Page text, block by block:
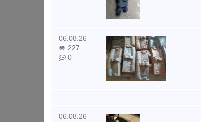
06.08.26
227
0
06.08.26